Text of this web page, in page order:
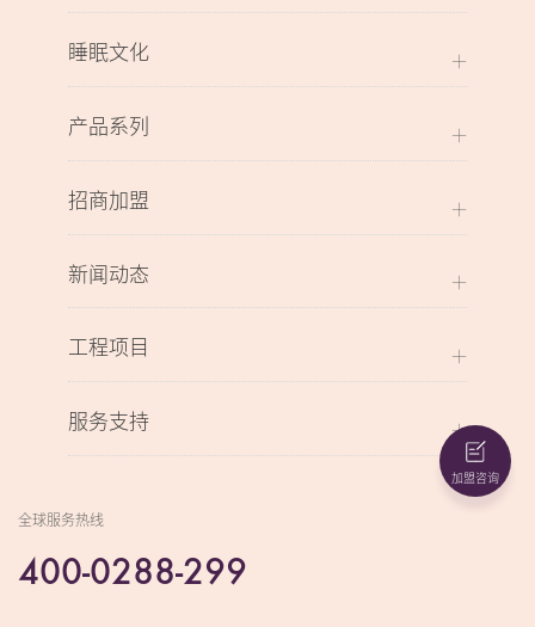
睡眠文化
产品系列
招商加盟
新闻动态
工程项目
服务支持
全球服务热线
400-0288-299
加盟咨询